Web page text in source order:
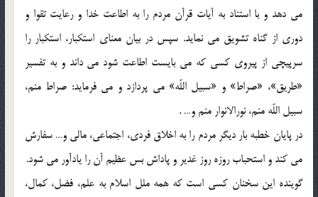
مى دهد و با استناد به آيات قرآن مردم را به اطاعت خدا و رعايت تقوا و
دورى از گناه تشويق مى نمايد. سپس در بيان معناى استكبار، استكبار را
سرپيچى از پيروى كسى كه مى بايست اطاعت شود مى داند و به تفسير
«طريق»، «صراط» و «سبيل اللّه» مى پردازد و مى فرمايد: صراط منم،
سبيل اللّه منم، نورالانوار منم و… .
در پايان خطبه بار ديگر مردم را به اخلاق فردى، اجتماعى، مالى و… سفارش
مى كند و استحباب روزه روز غدير و پاداش بس عظيم آن را يادآور مى شود.
گوينده اين سخنان كسى است كه همه ملل اسلام به علم، فضل، كمال،